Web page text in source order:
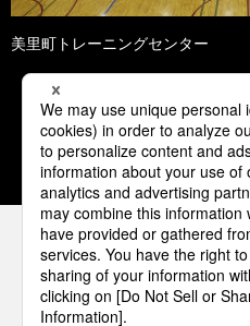
美里町トレーニングセンター
1 2 3
パナソニックの電気